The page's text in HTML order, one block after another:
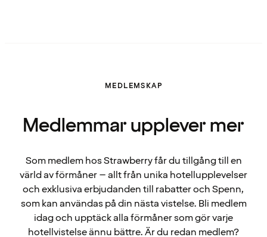
MEDLEMSKAP
Medlemmar upplever mer
Som medlem hos Strawberry får du tillgång till en
värld av förmåner – allt från unika hotellupplevelser
och exklusiva erbjudanden till rabatter och Spenn,
som kan användas på din nästa vistelse. Bli medlem
idag och upptäck alla förmåner som gör varje
hotellvistelse ännu bättre. Är du redan medlem?